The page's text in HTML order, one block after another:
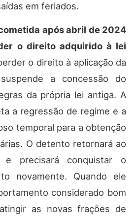
em feriados.
após abril de 2024
o direito adquirido à lei
o direito à aplicação da
a concessão do
da própria lei antiga. A
a regressão de regime e a
temporal para a obtenção
O detento retornará ao
e precisará conquistar o
novamente. Quando ele
considerado bom
as novas frações de